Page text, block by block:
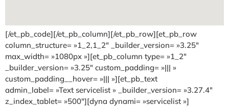
[/et_pb_code][/et_pb_column][/et_pb_row][et_pb_row
column_structure= »1_2,1_2″ _builder_version= »3.25″
max_width= »1080px »][et_pb_column type= »1_2″
_builder_version= »3.25″ custom_padding= »||| »
custom_padding__hover= »||| »][et_pb_text
admin_label= »Text servicelist » _builder_version= »3.27.4″
z_index_tablet= »500″][dyna dynami= »servicelist »]